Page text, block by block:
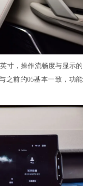
寸，操作流畅度与显示的
之前的05基本一致，功能